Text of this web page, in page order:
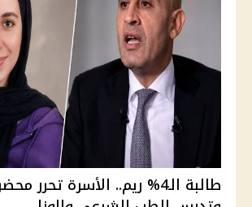
طالبة الـ4% ريم.. الأسرة تحرر